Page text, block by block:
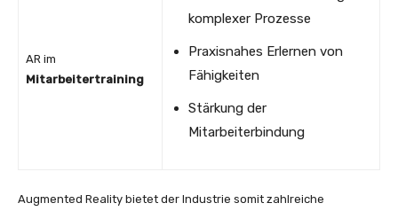
AR im
Mitarbeitertraining
komplexer Prozesse
Praxisnahes Erlernen von
Fähigkeiten
Stärkung der
Mitarbeiterbindung
Augmented Reality bietet der Industrie somit zahlreiche